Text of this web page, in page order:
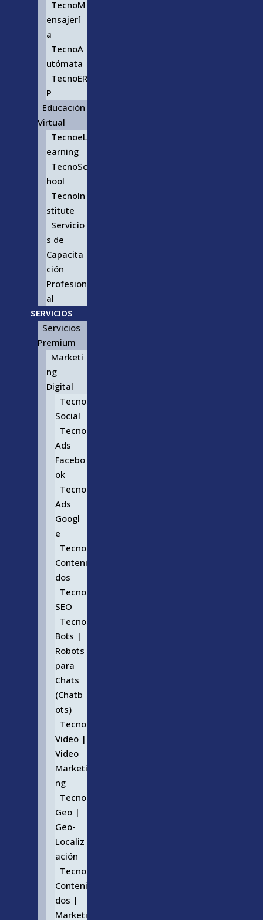
TecnoM
ensajerí
a
TecnoA
utómata
TecnoER
P
Educación
Virtual
TecnoeL
earning
TecnoSc
hool
TecnoIn
stitute
Servicio
s de
Capacita
ción
Profesion
al
SERVICIOS
Servicios
Premium
Marketi
ng
Digital
Tecno
Social
Tecno
Ads
Facebo
ok
Tecno
Ads
Googl
e
Tecno
Conteni
dos
Tecno
SEO
Tecno
Bots |
Robots
para
Chats
(Chatb
ots)
Tecno
Video |
Video
Marketi
ng
Tecno
Geo |
Geo-
Localiz
ación
Tecno
Conteni
dos |
Marketi